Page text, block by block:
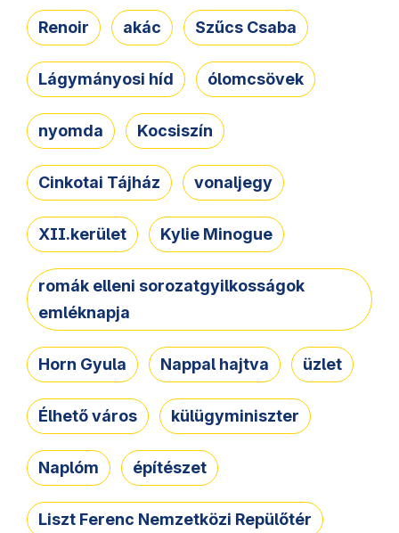
Renoir akác Szűcs Csaba
Lágymányosi híd ólomcsövek
nyomda Kocsiszín
Cinkotai Tájház vonaljegy
XII.kerület Kylie Minogue
romák elleni sorozatgyilkosságok
emléknapja
Horn Gyula Nappal hajtva üzlet
Élhető város külügyminiszter
Naplóm építészet
Liszt Ferenc Nemzetközi Repülőtér